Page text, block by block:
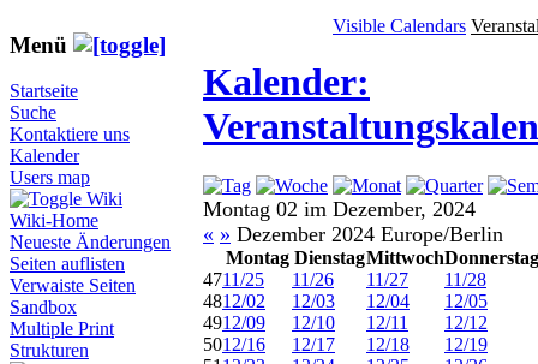
Menü
Startseite
Suche
Kontaktiere uns
Kalender
Users map
Wiki
Wiki-Home
Neueste Änderungen
Seiten auflisten
Verwaiste Seiten
Sandbox
Multiple Print
Strukturen
Visible Calendars
Kalender:
Montag 02 im Dezember, 2024
« » Dezember 2024 Europe/Berlin
Montag DienstagMittwochDonnerstag
4711/25 11/26 11/27
11/28
4812/02 12/03 12/04
12/05
4912/09 12/10 12/11
12/12
5012/16 12/17 12/18
12/19